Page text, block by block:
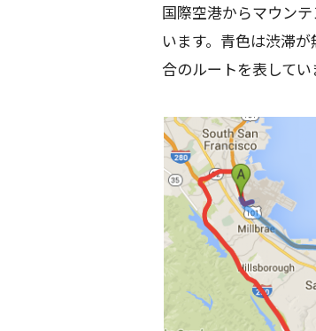
国際空港からマウン
います。青色は渋滞
合のルートを表してい